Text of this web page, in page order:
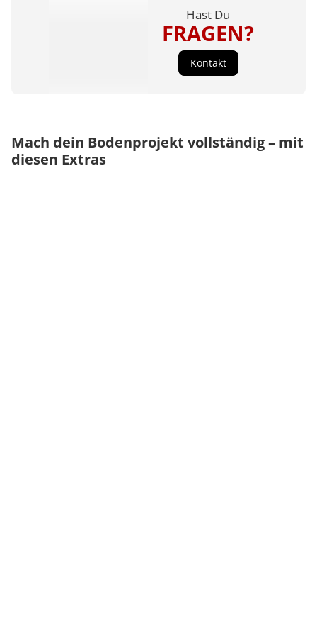
Mach dein Bodenprojekt vollständig – mit
diesen Extras
Hast Du
FRAGEN?
Kontakt